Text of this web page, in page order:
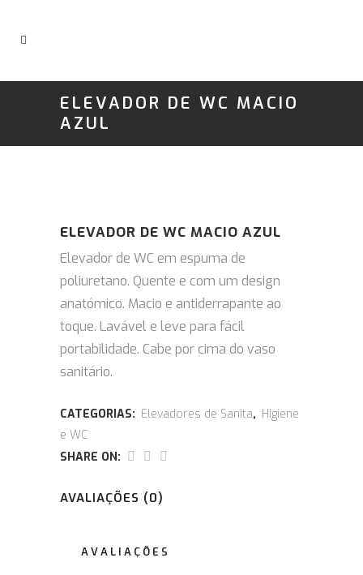
ELEVADOR DE WC MACIO
AZUL
ELEVADOR DE WC MACIO AZUL
Elevador de WC em espuma de
poliuretano. Quente e com um design
anatómico. Macio e antiderrapante ao
toque. Lavável e leve para fácil
portabilidade. Cabe por cima do vaso
sanitário.
CATEGORIAS: Elevadores de Sanita, Higiene
e WC
SHARE ON:
AVALIAÇÕES (0)
AVALIAÇÕES